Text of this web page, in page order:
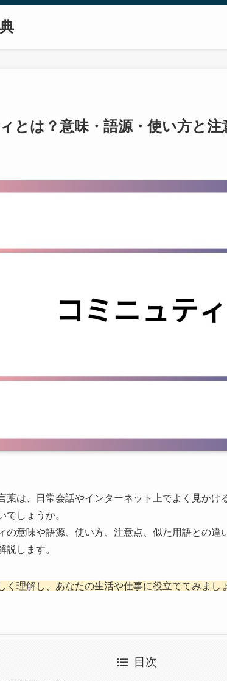
とは？意味・語源・使い方と注
葉は、日常会話やインターネット上でよく見か
でしょうか。
の意味や語源、使い方、注意点、似た用語との違
説します。
く理解し、あなたの生活や仕事に役立ててみまし
目次